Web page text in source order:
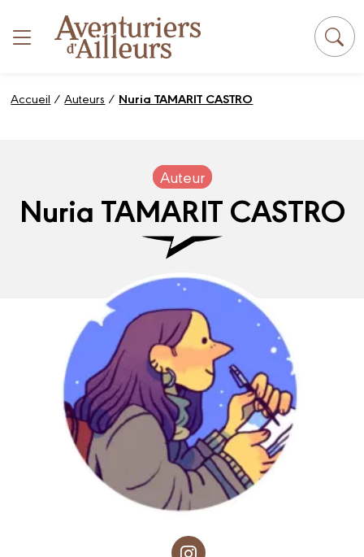
Accueil /Auteurs / Nuria TAMARIT CASTRO
Auteur
Nuria TAMARIT CASTRO
Panneau de gestion des cookies